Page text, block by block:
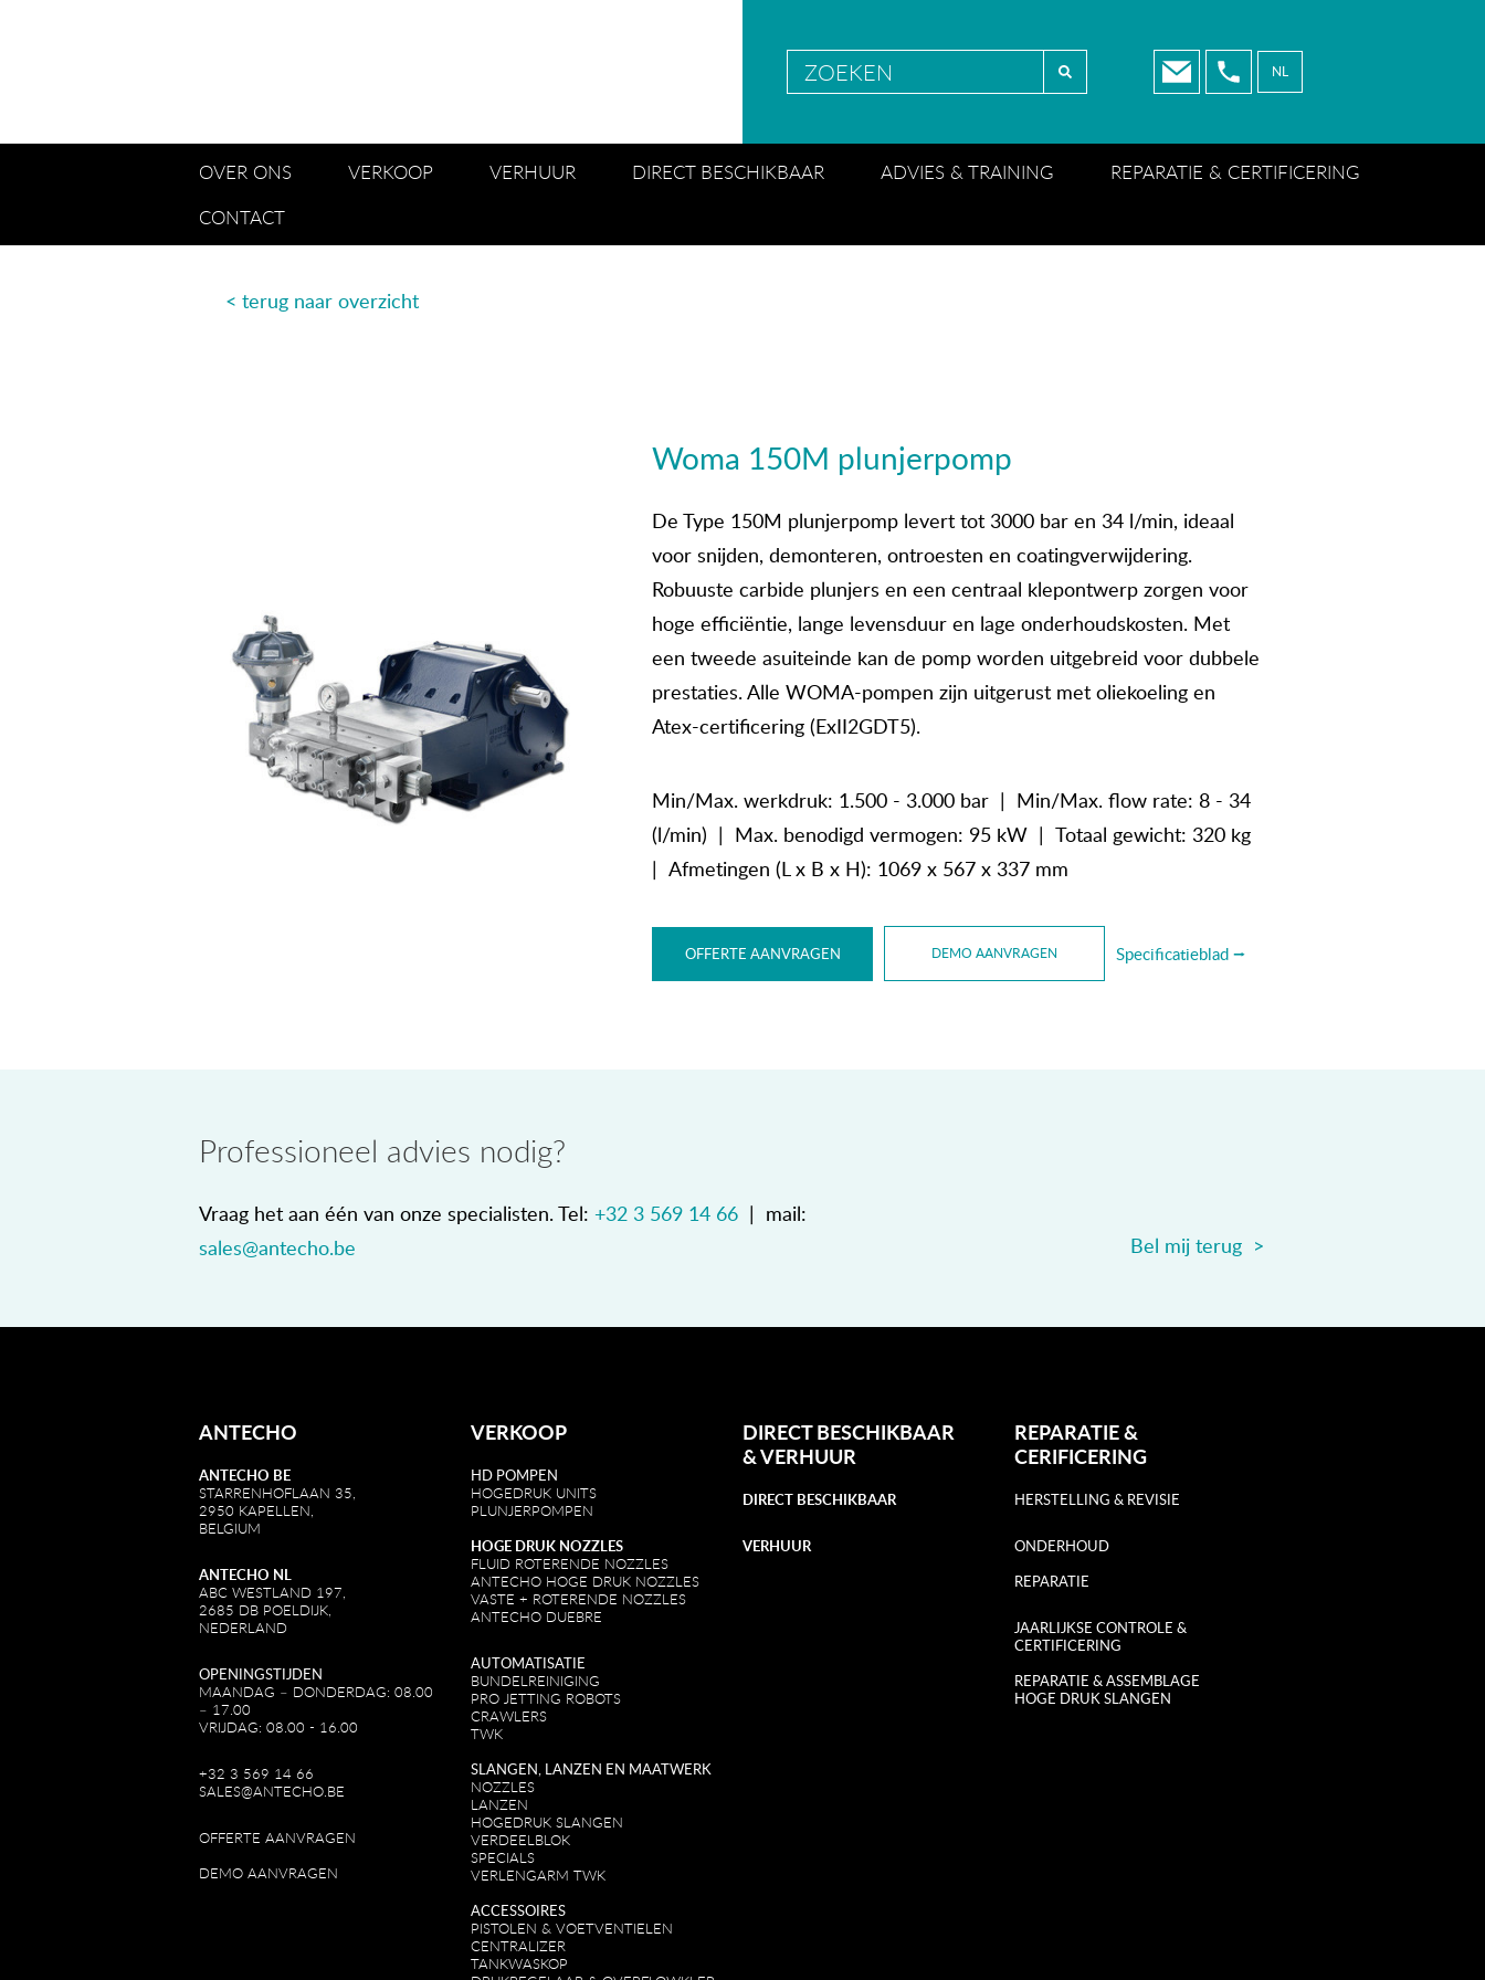
NL
OVER ONS VERKOOP VERHUUR DIRECT BESCHIKBAAR ADVIES & TRAINING
REPARATIE & CERTIFICERING
CONTACT
< terug naar overzicht
Woma 150M plunjerpomp
De Type 150M plunjerpomp levert tot 3000 bar en 34 l/min, ideaal
voor snijden, demonteren, ontroesten en coatingverwijdering.
Robuuste carbide plunjers en een centraal klepontwerp zorgen voor
hoge efficiëntie, lange levensduur en lage onderhoudskosten. Met
een tweede asuiteinde kan de pomp worden uitgebreid voor dubbele
prestaties. Alle WOMA-pompen zijn uitgerust met oliekoeling en
Atex-certificering (ExII2GDT5).
Min/Max. werkdruk: 1.500 - 3.000 bar | Min/Max. flow rate: 8 - 34
(l/min) | Max. benodigd vermogen: 95 kW | Totaal gewicht: 320 kg
| Afmetingen (L x B x H): 1069 x 567 x 337 mm
OFFERTE AANVRAGEN DEMO AANVRAGEN Specificatieblad ⭢
Professioneel advies nodig?
Vraag het aan één van onze specialisten. Tel: +32 3 569 14 66 | mail:
sales@antecho.be
Bel mij terug >
ANTECHO
ANTECHO BE
STARRENHOFLAAN 35,
2950 KAPELLEN,
BELGIUM
ANTECHO NL
ABC WESTLAND 197,
2685 DB POELDIJK,
NEDERLAND
OPENINGSTIJDEN
MAANDAG – DONDERDAG: 08.00
– 17.00
VRIJDAG: 08.00 - 16.00
+32 3 569 14 66
SALES@ANTECHO.BE
OFFERTE AANVRAGEN
DEMO AANVRAGEN
VERKOOP
HD POMPEN
HOGEDRUK UNITS
PLUNJERPOMPEN
HOGE DRUK NOZZLES
FLUID ROTERENDE NOZZLES
ANTECHO HOGE DRUK NOZZLES
VASTE + ROTERENDE NOZZLES
ANTECHO DUEBRE
AUTOMATISATIE
BUNDELREINIGING
PRO JETTING ROBOTS
CRAWLERS
TWK
SLANGEN, LANZEN EN MAATWERK
NOZZLES
LANZEN
HOGEDRUK SLANGEN
VERDEELBLOK
SPECIALS
VERLENGARM TWK
ACCESSOIRES
PISTOLEN & VOETVENTIELEN
CENTRALIZER
TANKWASKOP
DIRECT BESCHIKBAAR
&VERHUUR
DIRECT BESCHIKBAAR
VERHUUR
REPARATIE &
CERIFICERING
HERSTELLING & REVISIE
ONDERHOUD
REPARATIE
JAARLIJKSE CONTROLE &
CERTIFICERING
REPARATIE & ASSEMBLAGE
HOGE DRUK SLANGEN